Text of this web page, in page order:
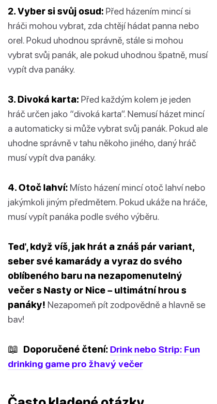
2. Vyber si svůj osud: Před házením mincí si
hráči mohou vybrat, zda chtějí hádat panna nebo
orel. Pokud uhodnou správně, stále si mohou
vybrat svůj panák, ale pokud uhodnou špatně, musí
vypít dva panáky.
3. Divoká karta: Před každým kolem je jeden
hráč určen jako “divoká karta”. Nemusí házet mincí
a automaticky si může vybrat svůj panák. Pokud ale
uhodne správně v tahu někoho jiného, daný hráč
musí vypít dva panáky.
4. Otoč lahví: Místo házení mincí otoč lahví nebo
jakýmkoli jiným předmětem. Pokud ukáže na hráče,
musí vypít panáka podle svého výběru.
Teď, když víš, jak hrát a znáš pár variant,
seber své kamarády a vyraz do svého
oblíbeného baru na nezapomenutelný
večer s Nasty or Nice – ultimátní hrou s
panáky! Nezapomeň pít zodpovědně a hlavně se
bav!
📖 Doporučené čtení: Drink nebo Strip: Fun
drinking game pro žhavý večer